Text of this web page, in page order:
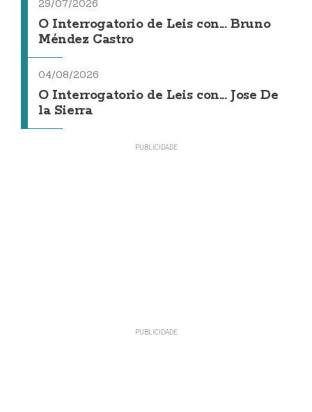
29/07/2026
O Interrogatorio de Leis con... Bruno
Méndez Castro
04/08/2026
O Interrogatorio de Leis con... Jose De
la Sierra